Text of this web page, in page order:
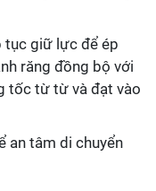
tục giữ lực để ép
răng đồng bộ với
tốc từ từ và đạt vào
an tâm di chuyển